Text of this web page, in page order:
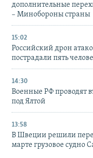
дополнительные
– Минобороны страны
15:02
Российский дрон
пострадали пять
14:30
Военные РФ проводят
под Ялтой
13:58
В Швеции решили
марте грузовое судно